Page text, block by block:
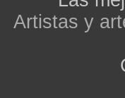
Artistas y